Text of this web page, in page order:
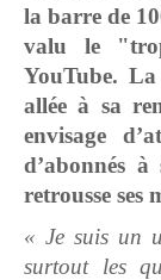
la barre de
valu le
YouTube.
allée à sa
envisage
d’abonnés à
retrousse ses
« Je suis un
surtout les